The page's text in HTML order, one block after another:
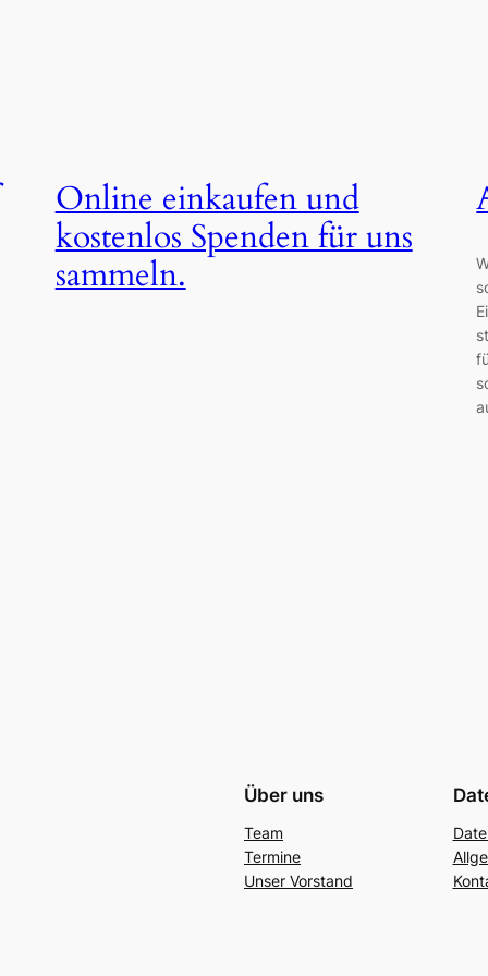
Online einkaufen und
kostenlos Spenden für uns
sammeln.
Über uns
Team
Termine
Unser Vorstand